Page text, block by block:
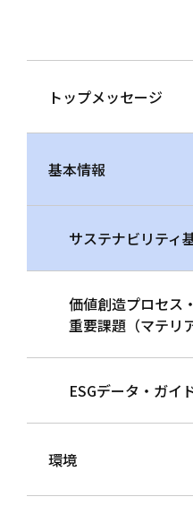
トップメッセージ
基本情報
サステナビリティ
価値創造プロセス・
重要課題（マテリ
ESGデータ・ガイ
環境